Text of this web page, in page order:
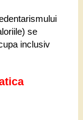
se
inclusiv